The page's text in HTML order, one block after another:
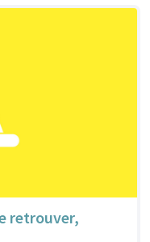
retrouver,